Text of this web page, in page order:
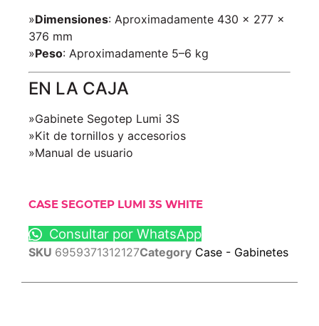
»Dimensiones: Aproximadamente 430 × 277 ×
376 mm
»Peso: Aproximadamente 5–6 kg
EN LA CAJA
»Gabinete Segotep Lumi 3S
»Kit de tornillos y accesorios
»Manual de usuario
CASE SEGOTEP LUMI 3S WHITE
Consultar por WhatsApp
SKU 6959371312127Category Case - Gabinetes